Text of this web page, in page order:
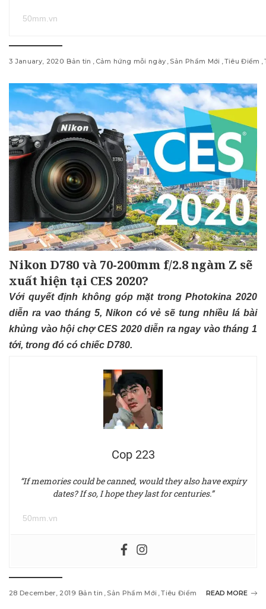
50mm.vn
3 January, 2020 Bản tin Cảm hứng mỗi ngày Sản Phẩm Mới Tiêu Điểm
Nikon D780 và 70-200mm f/2.8 ngàm Z sẽ
xuất hiện tại CES 2020?
Với quyết định không góp mặt trong Photokina 2020
diễn ra vao tháng 5, Nikon có vẻ sẽ tung nhiều lá bài
khủng vào hội chợ CES 2020 diễn ra ngay vào tháng 1
tới, trong đó có chiếc D780.
Cop 223
“If memories could be canned, would they also have expiry
dates? If so, I hope they last for centuries.”
50mm.vn
28 December, 2019 Bản tin Sản Phẩm Mới Tiêu Điểm READ MORE